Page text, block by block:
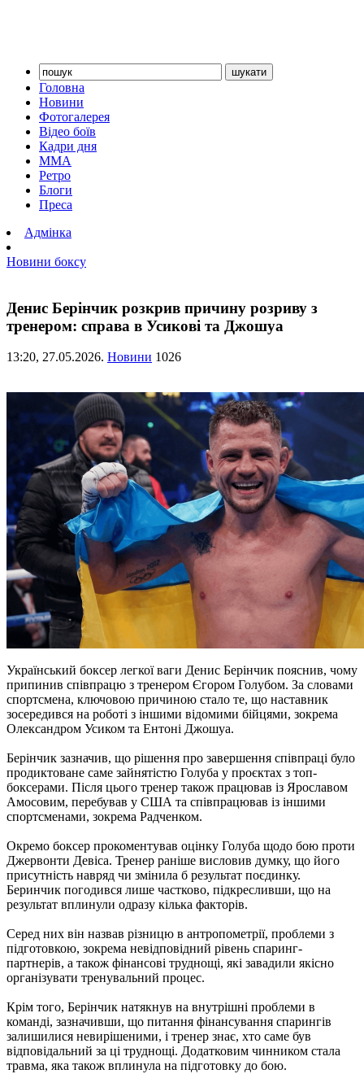
Головна
Новини
Фотогалерея
Відео боїв
Кадри дня
ММА
Ретро
Блоги
Преса
Адмінка
Новини боксу
Денис Берінчик розкрив причину розриву з
тренером: справа в Усикові та Джошуа
13:20, 27.05.2026. Новини 1026
Український боксер легкої ваги Денис Берінчик пояснив, чому
припинив співпрацю з тренером Єгором Голубом. За словами
спортсмена, ключовою причиною стало те, що наставник
зосередився на роботі з іншими відомими бійцями, зокрема
Олександром Усиком та Ентоні Джошуа.
Берінчик зазначив, що рішення про завершення співпраці було
продиктоване саме зайнятістю Голуба у проєктах з топ-
боксерами. Після цього тренер також працював із Ярославом
Амосовим, перебував у США та співпрацював із іншими
спортсменами, зокрема Радченком.
Окремо боксер прокоментував оцінку Голуба щодо бою проти
Джервонти Девіса. Тренер раніше висловив думку, що його
присутність навряд чи змінила б результат поєдинку.
Беринчик погодився лише частково, підкресливши, що на
результат вплинули одразу кілька факторів.
Серед них він назвав різницю в антропометрії, проблеми з
підготовкою, зокрема невідповідний рівень спаринг-
партнерів, а також фінансові труднощі, які завадили якісно
організувати тренувальний процес.
Крім того, Берінчик натякнув на внутрішні проблеми в
команді, зазначивши, що питання фінансування спарингів
залишилися невирішеними, і тренер знає, хто саме був
відповідальний за ці труднощі. Додатковим чинником стала
травма, яка також вплинула на підготовку до бою.